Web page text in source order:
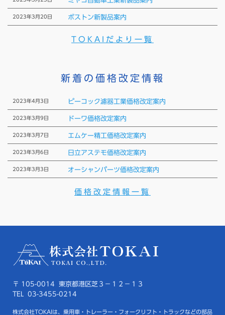
ボストン新製品案内
2023年3月20日
TOKAIだより一覧
新着の価格改定情報
ピーコック濾器工業価格改定案内
2023年4月3日
ドーワ価格改定案内
2023年3月9日
エムケー精工価格改定案内
2023年3月7日
日立アステモ価格改定案内
2023年3月6日
オーシャンパーツ価格改定案内
2023年3月3日
価格改定情報一覧
〒 105-0014 東京都港区芝３－１２－１３
TEL 03-3455-0214
株式会社TOKAIは、乗用車・トレーラー・フォークリフト・トラックなどの部品